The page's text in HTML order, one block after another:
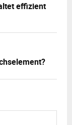
effizient